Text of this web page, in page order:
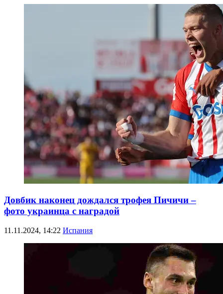
Довбик наконец дождался трофея Пичичи –
фото украинца с наградой
11.11.2024, 14:22 Испания